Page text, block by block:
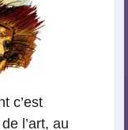
c’est
l’art, au